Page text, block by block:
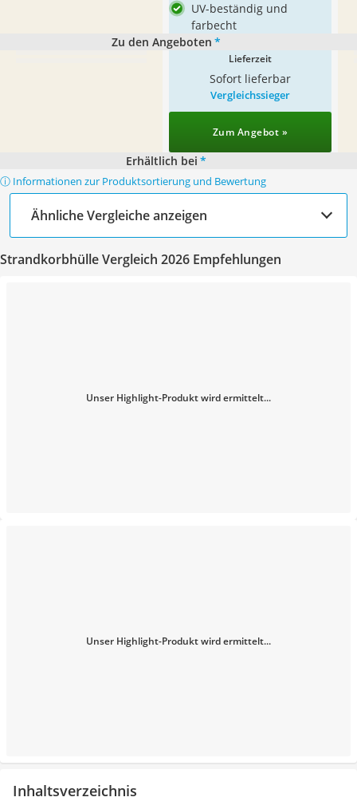
UV-beständig und
farbecht
Zu den Angeboten *
Lieferzeit
Sofort lieferbar
Vergleichssieger
Zum Angebot »
Erhältlich bei *
ⓘ Informationen zur Produktsortierung und Bewertung
Ähnliche Vergleiche anzeigen
Strandkorbhülle Vergleich 2026 Empfehlungen
Unser Highlight-Produkt wird ermittelt...
Unser Highlight-Produkt wird ermittelt...
Inhaltsverzeichnis